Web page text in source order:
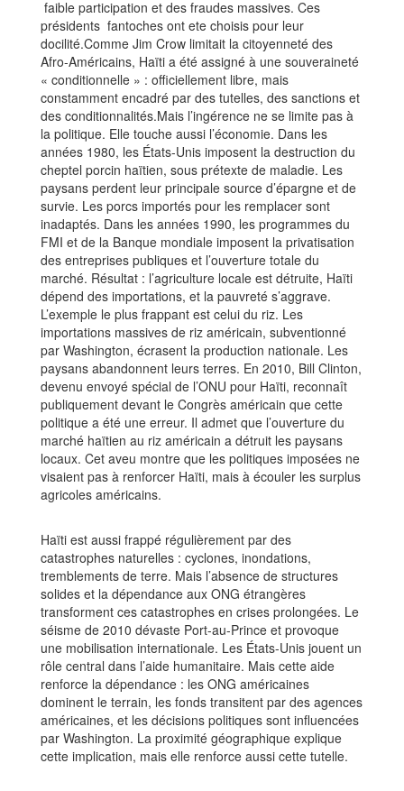
faible participation et des fraudes massives. Ces
présidents fantoches ont ete choisis pour leur
docilité.Comme Jim Crow limitait la citoyenneté des
Afro‑Américains, Haïti a été assigné à une souveraineté
« conditionnelle » : officiellement libre, mais
constamment encadré par des tutelles, des sanctions et
des conditionnalités.Mais l’ingérence ne se limite pas à
la politique. Elle touche aussi l’économie. Dans les
années 1980, les États-Unis imposent la destruction du
cheptel porcin haïtien, sous prétexte de maladie. Les
paysans perdent leur principale source d’épargne et de
survie. Les porcs importés pour les remplacer sont
inadaptés. Dans les années 1990, les programmes du
FMI et de la Banque mondiale imposent la privatisation
des entreprises publiques et l’ouverture totale du
marché. Résultat : l’agriculture locale est détruite, Haïti
dépend des importations, et la pauvreté s’aggrave.
L’exemple le plus frappant est celui du riz. Les
importations massives de riz américain, subventionné
par Washington, écrasent la production nationale. Les
paysans abandonnent leurs terres. En 2010, Bill Clinton,
devenu envoyé spécial de l’ONU pour Haïti, reconnaît
publiquement devant le Congrès américain que cette
politique a été une erreur. Il admet que l’ouverture du
marché haïtien au riz américain a détruit les paysans
locaux. Cet aveu montre que les politiques imposées ne
visaient pas à renforcer Haïti, mais à écouler les surplus
agricoles américains.
Haïti est aussi frappé régulièrement par des
catastrophes naturelles : cyclones, inondations,
tremblements de terre. Mais l’absence de structures
solides et la dépendance aux ONG étrangères
transforment ces catastrophes en crises prolongées. Le
séisme de 2010 dévaste Port-au-Prince et provoque
une mobilisation internationale. Les États-Unis jouent un
rôle central dans l’aide humanitaire. Mais cette aide
renforce la dépendance : les ONG américaines
dominent le terrain, les fonds transitent par des agences
américaines, et les décisions politiques sont influencées
par Washington. La proximité géographique explique
cette implication, mais elle renforce aussi cette tutelle.